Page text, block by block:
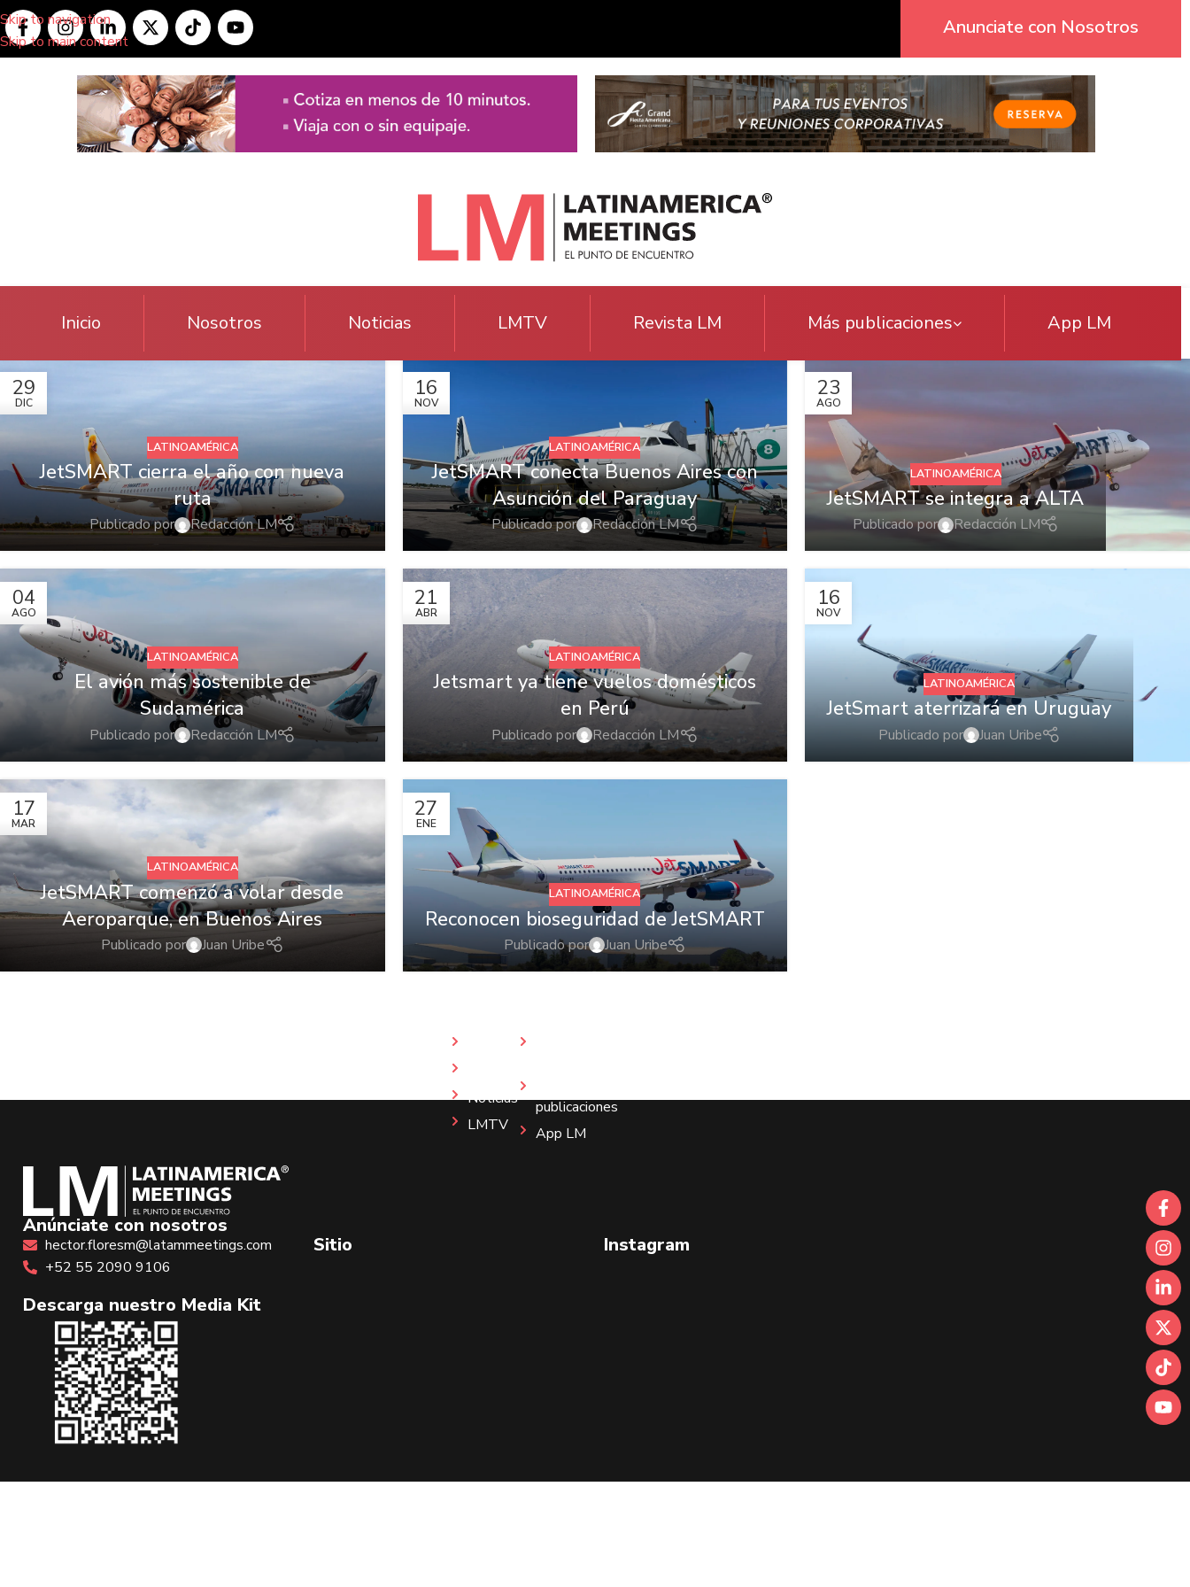
Skip to navigation
Skip to main content
Anunciate con Nosotros
Inicio Nosotros Noticias LMTV Revista LM Más publicaciones App LM
29
DIC
LATINOAMÉRICA
JetSMART cierra el año con nueva
ruta
Publicado por Redacción LM
16
NOV
LATINOAMÉRICA
JetSMART conecta Buenos Aires con
Asunción del Paraguay
Publicado por Redacción LM
23
AGO
LATINOAMÉRICA
JetSMART se integra a ALTA
Publicado por Redacción LM
04
AGO
LATINOAMÉRICA
El avión más sostenible de
Sudamérica
Publicado por Redacción LM
21
ABR
LATINOAMÉRICA
Jetsmart ya tiene vuelos domésticos
en Perú
Publicado por Redacción LM
16
NOV
LATINOAMÉRICA
JetSmart aterrizará en Uruguay
Publicado por Juan Uribe
17
MAR
LATINOAMÉRICA
JetSMART comenzó a volar desde
Aeroparque, en Buenos Aires
Publicado por Juan Uribe
27
ENE
LATINOAMÉRICA
Reconocen bioseguridad de JetSMART
Publicado por Juan Uribe
Anúnciate con nosotros
hector.floresm@latammeetings.com
+52 55 2090 9106
Descarga nuestro Media Kit
Sitio
Noticias
LMTV
publicaciones
App LM
Instagram